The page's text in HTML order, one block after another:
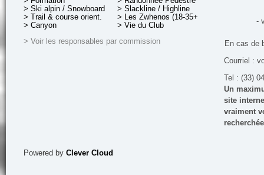
> Ski alpin / Snowboard
> Trail & course orient.
> Canyon
> Slackline / Highline
> Les Zwhenos (18-35+ ans)
> Vie du Club
> Voir les responsables par commission
-
En cas de
Courriel :
Tel : (33)
Un
site
vraiment
Powered by Clever Cloud